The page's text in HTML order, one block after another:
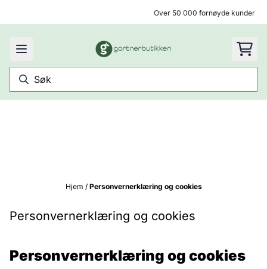
Over 50 000 fornøyde kunder
Hjem / Personvernerklæring og cookies
Personvernerklæring og cookies
Personvernerklæring og cookies